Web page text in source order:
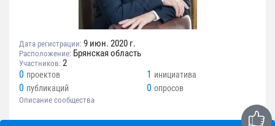
Дата регистрации: 9 июн. 2020 г.
Расположение: Брянская область
Участников: 2
0 проектов 1 инициатива
0 публикаций 0 опросов
Описание сообщества